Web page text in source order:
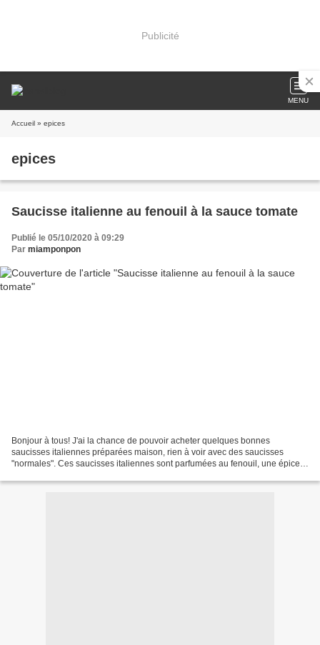
Publicité
MENU
Accueil » epices
epices
Saucisse italienne au fenouil à la sauce tomate
Publié le 05/10/2020 à 09:29
Par miamponpon
Bonjour à tous! J'ai la chance de pouvoir acheter quelques bonnes
saucisses italiennes préparées maison, rien à voir avec des saucisses
"normales". Ces saucisses italiennes sont parfumées au fenouil, une épice